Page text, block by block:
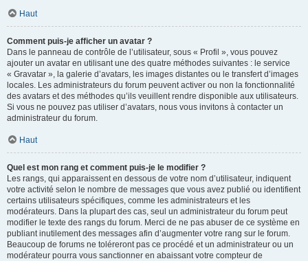
Haut
Comment puis-je afficher un avatar ?
Dans le panneau de contrôle de l’utilisateur, sous « Profil », vous pouvez
ajouter un avatar en utilisant une des quatre méthodes suivantes : le service
« Gravatar », la galerie d’avatars, les images distantes ou le transfert d’images
locales. Les administrateurs du forum peuvent activer ou non la fonctionnalité
des avatars et des méthodes qu’ils veuillent rendre disponible aux utilisateurs.
Si vous ne pouvez pas utiliser d’avatars, nous vous invitons à contacter un
administrateur du forum.
Haut
Quel est mon rang et comment puis-je le modifier ?
Les rangs, qui apparaissent en dessous de votre nom d’utilisateur, indiquent
votre activité selon le nombre de messages que vous avez publié ou identifient
certains utilisateurs spécifiques, comme les administrateurs et les
modérateurs. Dans la plupart des cas, seul un administrateur du forum peut
modifier le texte des rangs du forum. Merci de ne pas abuser de ce système en
publiant inutilement des messages afin d’augmenter votre rang sur le forum.
Beaucoup de forums ne toléreront pas ce procédé et un administrateur ou un
modérateur pourra vous sanctionner en abaissant votre compteur de